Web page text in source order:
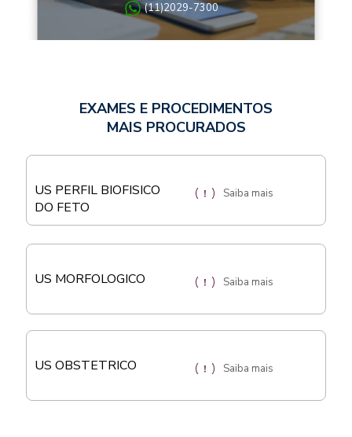
(11)2029-7300
EXAMES E PROCEDIMENTOS
MAIS PROCURADOS
US PERFIL BIOFISICO
DO FETO
Saiba mais
US MORFOLOGICO Saiba mais
US OBSTETRICO Saiba mais